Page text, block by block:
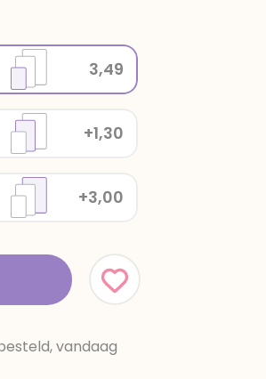
+3,00
+1,30
3,49
vandaag